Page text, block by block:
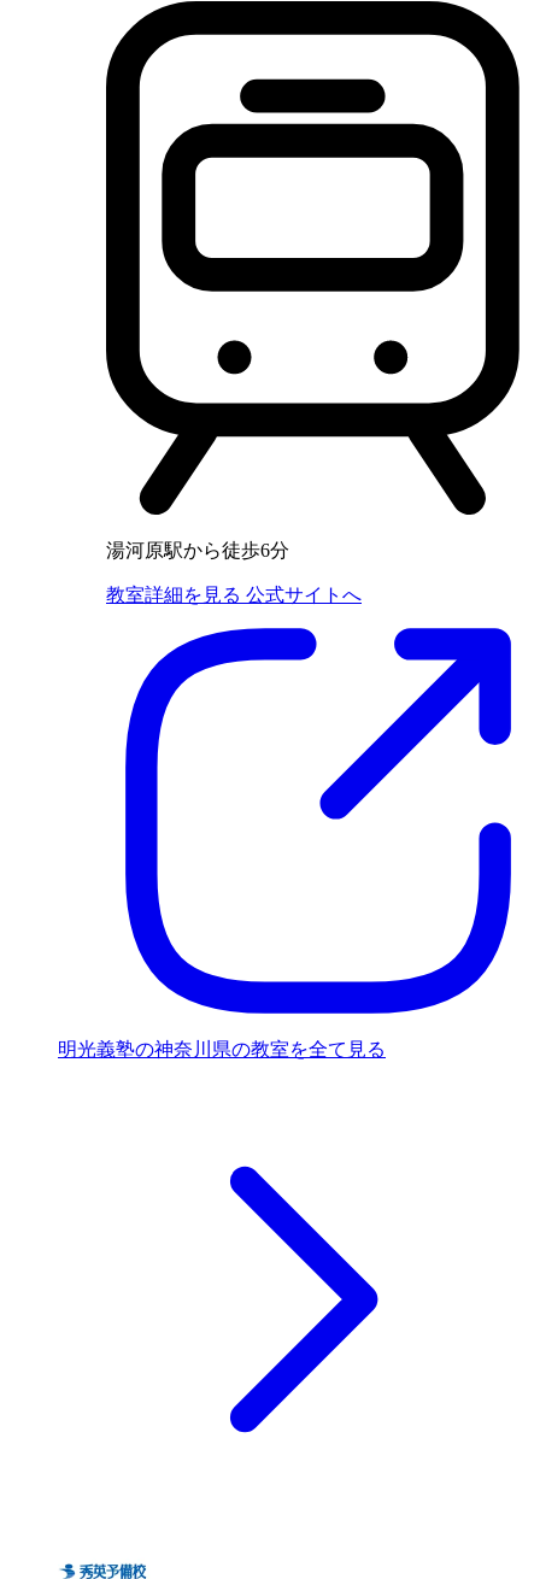
湯河原駅から徒歩6分
教室詳細を見る 公式サイトへ
明光義塾の神奈川県の教室を全て見る